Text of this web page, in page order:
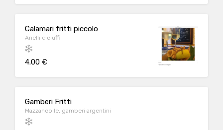
Calamari fritti piccolo
Anelli e ciuffi
4.00 €
Gamberi Fritti
Mazzancolle, gamberi argentini